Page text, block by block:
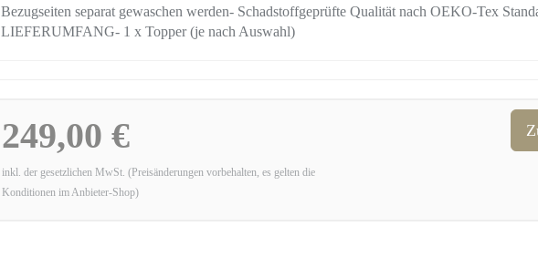
Bezugseiten separat gewaschen werden- Schadstoffgeprüfte Qualität nach OEKO-Tex
LIEFERUMFANG- 1 x Topper (je nach Auswahl)
249,00 €
inkl. der gesetzlichen MwSt. (Preisänderungen vorbehalten, es gelten die
Konditionen im Anbieter-Shop)